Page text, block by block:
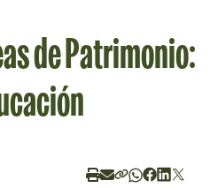
de Patrimonio: